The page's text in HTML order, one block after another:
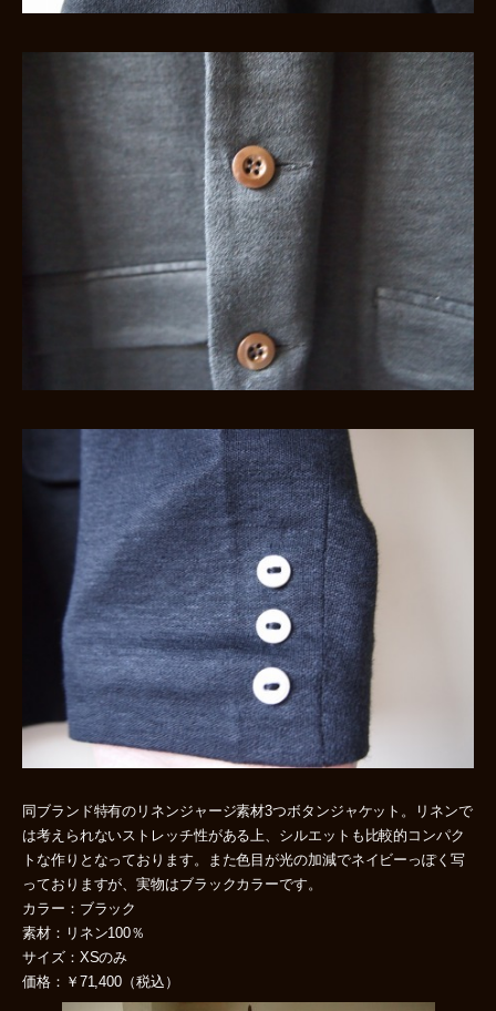
同ブランド特有のリネンジャージ素材3つボタンジャケット。リネンで
は考えられないストレッチ性がある上、シルエットも比較的コンパク
トな作りとなっております。また色目が光の加減でネイビーっぽく写
っておりますが、実物はブラックカラーです。
カラー：ブラック
素材：リネン100％
サイズ：XSのみ
価格：￥71,400（税込）